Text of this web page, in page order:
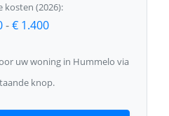
kosten (2026):
-€ 1.400
uw woning in Hummelo via
knop.